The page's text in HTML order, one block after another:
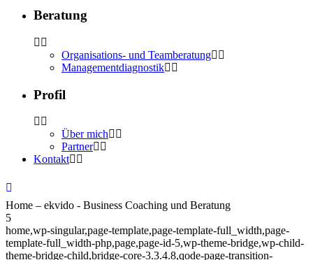
Beratung
Organisations- und Teamberatung
Managementdiagnostik
Profil
Über mich
Partner
Kontakt
Home – ekvido - Business Coaching und Beratung
5
home,wp-singular,page-template,page-template-full_width,page-
template-full_width-php,page,page-id-5,wp-theme-bridge,wp-child-
theme-bridge-child,bridge-core-3.3.4.8,qode-page-transition-